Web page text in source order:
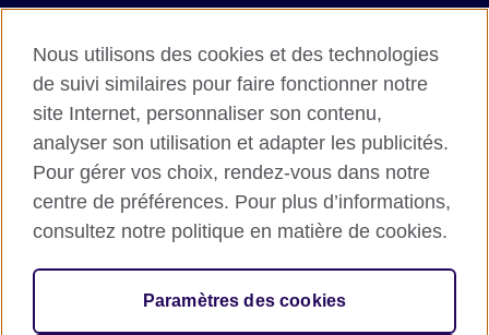
Data protection
Terms of use
Cookies
Sitemap
The United Kingdom's international organisation for
Nous utilisons des cookies et des technologies
de suivi similaires pour faire fonctionner notre
site Internet, personnaliser son contenu,
analyser son utilisation et adapter les publicités.
Pour gérer vos choix, rendez-vous dans notre
centre de préférences. Pour plus d’informations,
consultez notre politique en matière de cookies.
Paramètres des cookies